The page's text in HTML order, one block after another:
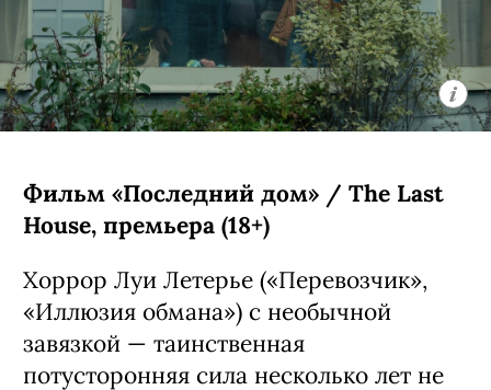
Фильм «Последний дом» / The Last
House, премьера (18+)
Хоррор Луи Летерье («Перевозчик»,
«Иллюзия обмана») с необычной
завязкой — таинственная
потусторонняя сила несколько лет не